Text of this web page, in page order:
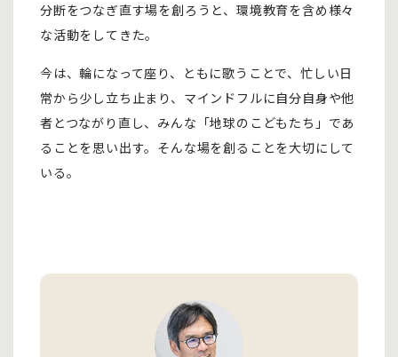
分断をつなぎ直す場を創ろうと、環境教育を含め様々
な活動をしてきた。
今は、輪になって座り、ともに歌うことで、忙しい日
常から少し立ち止まり、マインドフルに自分自身や他
者とつながり直し、みんな「地球のこどもたち」であ
ることを思い出す。そんな場を創ることを大切にして
いる。